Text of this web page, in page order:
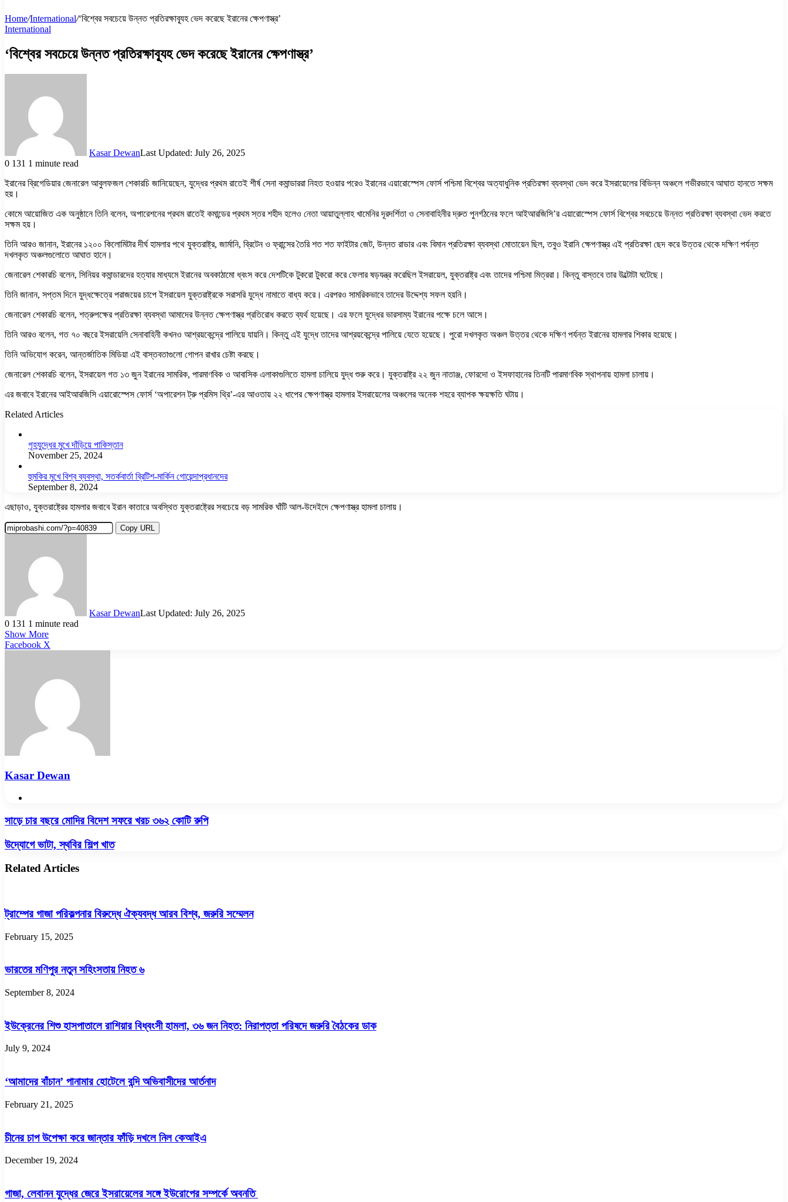
Home/International/‘বিশ্বের সবচেয়ে উন্নত প্রতিরক্ষাব্যূহ ভেদ করেছে ইরানের ক্ষেপণাস্ত্র’
International
‘বিশ্বের সবচেয়ে উন্নত প্রতিরক্ষাব্যূহ ভেদ করেছে ইরানের ক্ষেপণাস্ত্র’
Kasar DewanLast Updated: July 26, 2025
0 131 1 minute read
ইরানের ব্রিগেডিয়ার জেনারেল আবুলফজল শেকারচি জানিয়েছেন, যুদ্ধের প্রথম রাতেই শীর্ষ সেনা কমান্ডাররা নিহত হওয়ার পরেও ইরানের এয়ারোস্পেস ফোর্স পশ্চিমা বিশ্বের অত্যাধুনিক প্রতিরক্ষা ব্যবস্থা ভেদ করে ইসরায়েলের বিভিন্ন অঞ্চলে গভীরভাবে আঘাত হানতে সক্ষম
হয়।
কোমে আয়োজিত এক অনুষ্ঠানে তিনি বলেন, অপারেশনের প্রথম রাতেই কমান্ডের প্রথম স্তর শহীদ হলেও নেতা আয়াতুল্লাহ খামেনির দূরদর্শিতা ও সেনাবাহিনীর দ্রুত পুনর্গঠনের ফলে আইআরজিসি’র এয়ারোস্পেস ফোর্স বিশ্বের সবচেয়ে উন্নত প্রতিরক্ষা ব্যবস্থা ভেদ করতে
সক্ষম হয়।
তিনি আরও জানান, ইরানের ১২০০ কিলোমিটার দীর্ঘ হামলার পথে যুক্তরাষ্ট্র, জার্মানি, ব্রিটেন ও ফ্রান্সের তৈরি শত শত ফাইটার জেট, উন্নত রাডার এবং বিমান প্রতিরক্ষা ব্যবস্থা মোতায়েন ছিল, তবুও ইরানি ক্ষেপণাস্ত্র এই প্রতিরক্ষা ছেদ করে উত্তর থেকে দক্ষিণ পর্যন্ত
দখলকৃত অঞ্চলগুলোতে আঘাত হানে।
জেনারেল শেকারচি বলেন, সিনিয়র কমান্ডারদের হত্যার মাধ্যমে ইরানের অবকাঠামো ধ্বংস করে দেশটিকে টুকরো টুকরো করে ফেলার ষড়যন্ত্র করেছিল ইসরায়েল, যুক্তরাষ্ট্র এবং তাদের পশ্চিমা মিত্ররা। কিন্তু বাস্তবে তার উল্টোটা ঘটেছে।
তিনি জানান, সপ্তম দিনে যুদ্ধক্ষেত্রে পরাজয়ের চাপে ইসরায়েল যুক্তরাষ্ট্রকে সরাসরি যুদ্ধে নামাতে বাধ্য করে। এরপরও সামরিকভাবে তাদের উদ্দেশ্য সফল হয়নি।
জেনারেল শেকারচি বলেন, শত্রুপক্ষের প্রতিরক্ষা ব্যবস্থা আমাদের উন্নত ক্ষেপণাস্ত্র প্রতিরোধ করতে ব্যর্থ হয়েছে। এর ফলে যুদ্ধের ভারসাম্য ইরানের পক্ষে চলে আসে।
তিনি আরও বলেন, গত ৭০ বছরে ইসরায়েলি সেনাবাহিনী কখনও আশ্রয়কেন্দ্রে পালিয়ে যায়নি। কিন্তু এই যুদ্ধে তাদের আশ্রয়কেন্দ্রে পালিয়ে যেতে হয়েছে। পুরো দখলকৃত অঞ্চল উত্তর থেকে দক্ষিণ পর্যন্ত ইরানের হামলার শিকার হয়েছে।
তিনি অভিযোগ করেন, আন্তর্জাতিক মিডিয়া এই বাস্তবতাগুলো গোপন রাখার চেষ্টা করছে।
জেনারেল শেকারচি বলেন, ইসরায়েল গত ১৩ জুন ইরানের সামরিক, পারমাণবিক ও আবাসিক এলাকাগুলিতে হামলা চালিয়ে যুদ্ধ শুরু করে। যুক্তরাষ্ট্র ২২ জুন নাতাঞ্জ, ফোরদো ও ইসফাহানের তিনটি পারমাণবিক স্থাপনায় হামলা চালায়।
এর জবাবে ইরানের আইআরজিসি এয়ারোস্পেস ফোর্স ‘অপারেশন ট্রু প্রমিস থ্রি’-এর আওতায় ২২ ধাপের ক্ষেপণাস্ত্র হামলার ইসরায়েলের অঞ্চলের অনেক শহরে ব্যাপক ক্ষয়ক্ষতি ঘটায়।
Related Articles
গৃহযুদ্ধের মুখে দাঁড়িয়ে পাকিস্তান
November 25, 2024
হুমকির মুখে বিশ্ব ব্যবস্থা, সতর্কবার্তা ব্রিটিশ-মার্কিন গোয়েন্দাপ্রধানদের
September 8, 2024
এছাড়াও, যুক্তরাষ্ট্রের হামলার জবাবে ইরান কাতারে অবস্থিত যুক্তরাষ্ট্রের সবচেয়ে বড় সামরিক ঘাঁটি আল-উদেইদে ক্ষেপণাস্ত্র হামলা চালায়।
Copy URL
Kasar DewanLast Updated: July 26, 2025
0 131 1 minute read
Show More
Facebook X
Kasar Dewan
সাড়ে
বছরে
মোদির
সফরে
রুপি
সাড়ে চার বছরে মোদির বিদেশ সফরে খরচ ৩৬২ কোটি রুপি
উদ্যোগে
স্থবির
শিল্প
উদ্যোগে ভাটা, স্থবির শিল্প খাত
Related Articles
ট্রাম্পের গাজা পরিকল্পনার বিরুদ্ধে ঐক্যবদ্ধ আরব বিশ্ব, জরুরি সম্মেলন
February 15, 2025
ভারতের মণিপুর নতুন সহিংসতায় নিহত ৬
September 8, 2024
ইউক্রেনের শিশু হাসপাতালে রাশিয়ার বিধ্বংসী হামলা, ৩৬ জন নিহত: নিরাপত্তা পরিষদে জরুরি বৈঠকের ডাক
July 9, 2024
‘আমাদের বাঁচান’ পানামার হোটেলে বন্দি অভিবাসীদের আর্তনাদ
February 21, 2025
চীনের চাপ উপেক্ষা করে জান্তার ফাঁড়ি দখলে নিল কেআইএ
December 19, 2024
গাজা, লেবানন যুদ্ধের জেরে ইসরায়েলের সঙ্গে ইউরোপের সম্পর্কে অবনতি